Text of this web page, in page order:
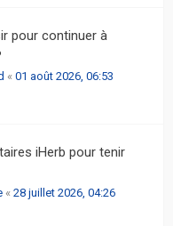
pour continuer à
« 01 août 2026, 06:53
iHerb pour tenir
« 28 juillet 2026, 04:26